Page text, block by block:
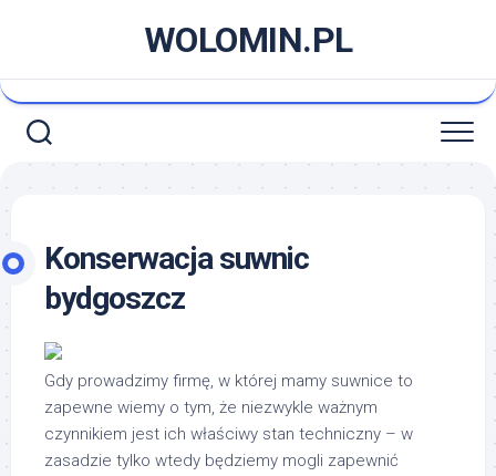
WOLOMIN.PL
Konserwacja suwnic
bydgoszcz
Gdy prowadzimy firmę, w której mamy suwnice to
zapewne wiemy o tym, że niezwykle ważnym
czynnikiem jest ich właściwy stan techniczny – w
zasadzie tylko wtedy będziemy mogli zapewnić